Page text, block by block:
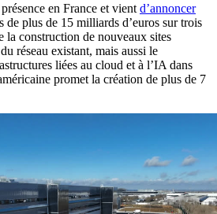
en France et vient d’annoncer
de plus de 15 milliards d’euros sur trois
la construction de nouveaux sites
réseau existant, mais aussi le
liées au cloud et à l’IA dans
promet la création de plus de 7